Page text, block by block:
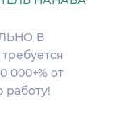
В
000+% от